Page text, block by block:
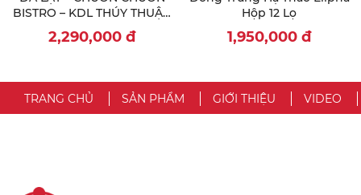
BISTRO – KDL THÚY THUẬN
– NÔNG TRẠI CÚN – THÁC
PONGOUR
2,290,000 đ
Hộp 12 Lọ
1,950,000 đ
TRANG CHỦ SẢN PHẨM GIỚI THIỆU VIDEO